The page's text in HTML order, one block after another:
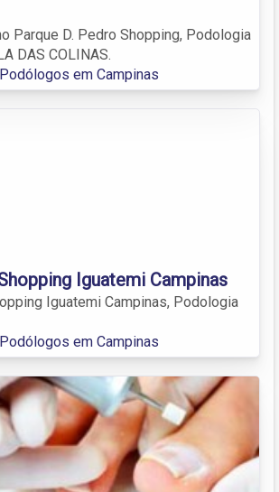
Parque D. Pedro Shopping, Podologia
DAS COLINAS.
em Campinas
Iguatemi Campinas
Iguatemi Campinas, Podologia
em Campinas